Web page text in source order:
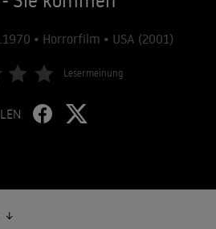
• Horrorfilm • USA (2001)
Lesermeinung